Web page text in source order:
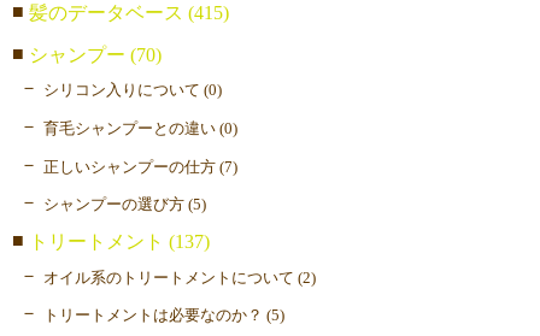
髪のデータベース (415)
シャンプー (70)
シリコン入りについて (0)
育毛シャンプーとの違い (0)
正しいシャンプーの仕方 (7)
シャンプーの選び方 (5)
トリートメント (137)
オイル系のトリートメントについて (2)
トリートメントは必要なのか？ (5)